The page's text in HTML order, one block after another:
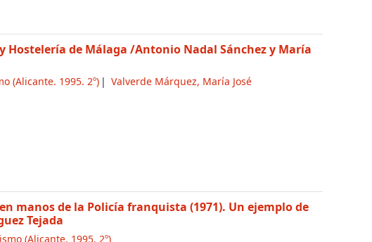
Hostelería de Málaga /Antonio Nadal Sánchez y María
(Alicante. 1995. 2º) Valverde Márquez, María José
manos de la Policía franquista (1971). Un ejemplo de
Tejada